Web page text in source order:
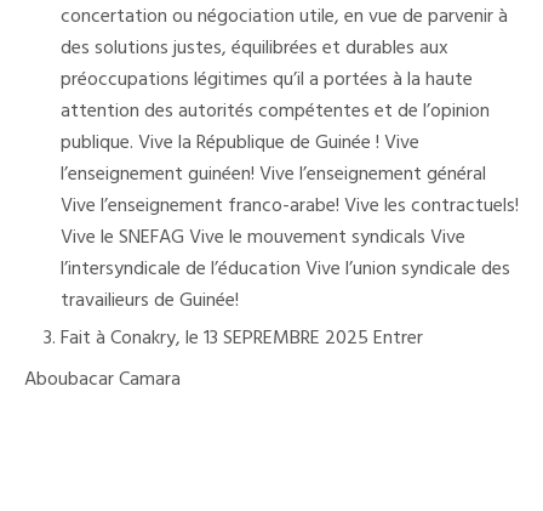
concertation ou négociation utile, en vue de parvenir à
des solutions justes, équilibrées et durables aux
préoccupations légitimes qu’il a portées à la haute
attention des autorités compétentes et de l’opinion
publique. Vive la République de Guinée ! Vive
l’enseignement guinéen! Vive l’enseignement général
Vive l’enseignement franco-arabe! Vive les contractuels!
Vive le SNEFAG Vive le mouvement syndicals Vive
l’intersyndicale de l’éducation Vive l’union syndicale des
travailieurs de Guinée!
Fait à Conakry, le 13 SEPREMBRE 2025 Entrer
Aboubacar Camara